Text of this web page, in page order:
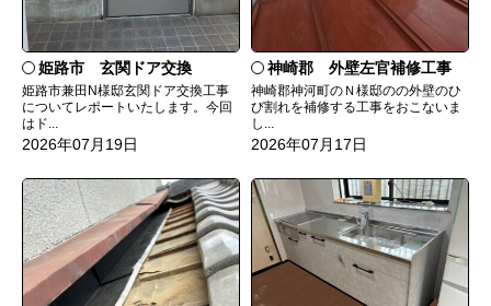
姫路市 玄関ドア交換
姫路市兼田N様邸玄関ドア交換工事
についてレポートいたします。今回
はド...
2026年07月19日
神崎郡 外壁左官補修工事
神崎郡神河町のＮ様邸のの外壁のひ
び割れを補修する工事をおこないま
し...
2026年07月17日